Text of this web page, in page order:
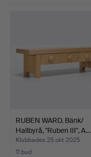
RUBEN WARD. Bänk/
Hallbyrå, "Ruben III", A…
Klubbades 25 okt 2025
11 bud